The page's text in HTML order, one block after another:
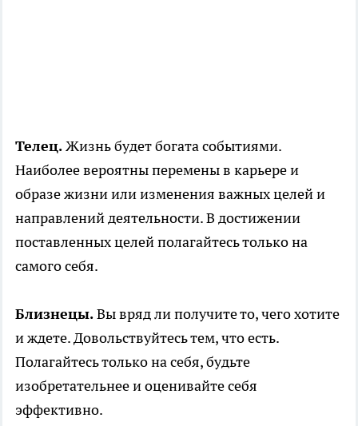
Телец.Жизнь будет богата событиями.
Наиболее вероятны перемены в карьере и
образе жизни или изменения важных целей и
направлений деятельности. В достижении
поставленных целей полагайтесь только на
самого себя.
Близнецы.Вы вряд ли получите то, чего хотите
и ждете. Довольствуйтесь тем, что есть.
Полагайтесь только на себя, будьте
изобретательнее и оценивайте себя
эффективно.